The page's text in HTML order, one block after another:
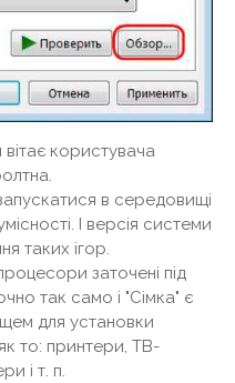
вітає користувача
в середовищі
І версія системи
таких ігор.
заточені під
так само і "Сімка" є
для установки
то: принтери, ТВ-
і т. п.